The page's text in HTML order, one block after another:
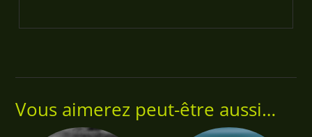
Vous aimerez peut-être aussi…